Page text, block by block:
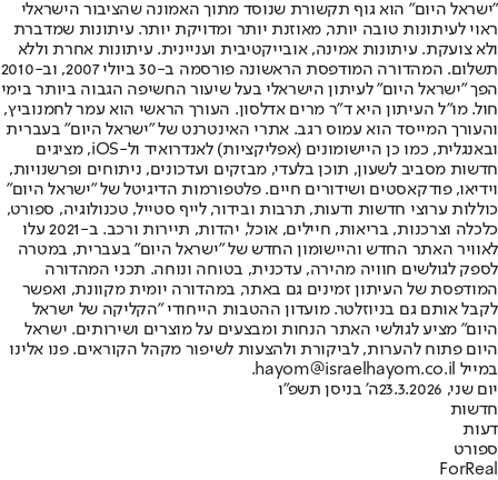
"ישראל היום" הוא גוף תקשורת שנוסד מתוך האמונה שהציבור הישראלי
ראוי לעיתונות טובה יותר, מאוזנת יותר ומדויקת יותר. עיתונות שמדברת
ולא צועקת. עיתונות אמינה, אובייקטיבית ועניינית. עיתונות אחרת וללא
תשלום. המהדורה המודפסת הראשונה פורסמה ב-30 ביולי 2007, וב-2010
הפך "ישראל היום" לעיתון הישראלי בעל שיעור החשיפה הגבוה ביותר בימי
חול. מו"ל העיתון היא ד"ר מרים אדלסון. העורך הראשי הוא עמר לחמנוביץ,
והעורך המייסד הוא עמוס רגב. אתרי האינטרנט של "ישראל היום" בעברית
ובאנגלית, כמו כן היישומונים (אפליקציות) לאנדרואיד ול-iOS, מציגים
חדשות מסביב לשעון, תוכן בלעדי, מבזקים ועדכונים, ניתוחים ופרשנויות,
וידיאו, פודקאסטים ושידורים חיים. פלטפורמות הדיגיטל של "ישראל היום"
כוללות ערוצי חדשות ודעות, תרבות ובידור, לייף סטייל, טכנולוגיה, ספורט,
כלכלה וצרכנות, בריאות, חיילים, אוכל, יהדות, תיירות ורכב. ב-2021 עלו
לאוויר האתר החדש והיישומון החדש של "ישראל היום" בעברית, במטרה
לספק לגולשים חוויה מהירה, עדכנית, בטוחה ונוחה. תכני המהדורה
המודפסת של העיתון זמינים גם באתר, במהדורה יומית מקוונת, ואפשר
לקבל אותם גם בניוזלטר. מועדון ההטבות הייחודי "הקליקה של ישראל
היום" מציע לגולשי האתר הנחות ומבצעים על מוצרים ושירותים. ישראל
היום פתוח להערות, לביקורת ולהצעות לשיפור מקהל הקוראים. פנו אלינו
במייל hayom@israelhayom.co.il.
יום שני, 23.3.2026
ה' בניסן תשפ"ו
חדשות
דעות
ספורט
ForReal